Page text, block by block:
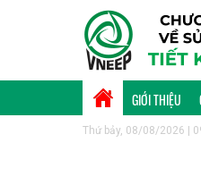
GIỚI THIỆU
Thứ bảy, 08/08/2026 |